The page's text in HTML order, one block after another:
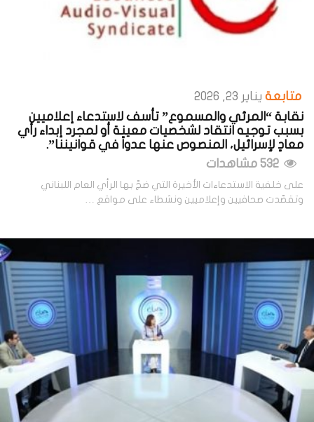
متابعة يناير 23, 2026
نقابة “المرئي والمسموع” تأسف لاستدعاء إعلاميين
بسبب توجيه انتقاد لشخصيات معينة أو لمجرد إبداء رأي
معادٍ لإسرائيل، المنصوص عنها عدواً في قوانيننا”.
على خلفية الاستدعاءات الأخيرة التي ضجّ بها الرأي العام اللبناني
وتقصّدت صحافيين وإعلاميين ونشطاء على مواقع …